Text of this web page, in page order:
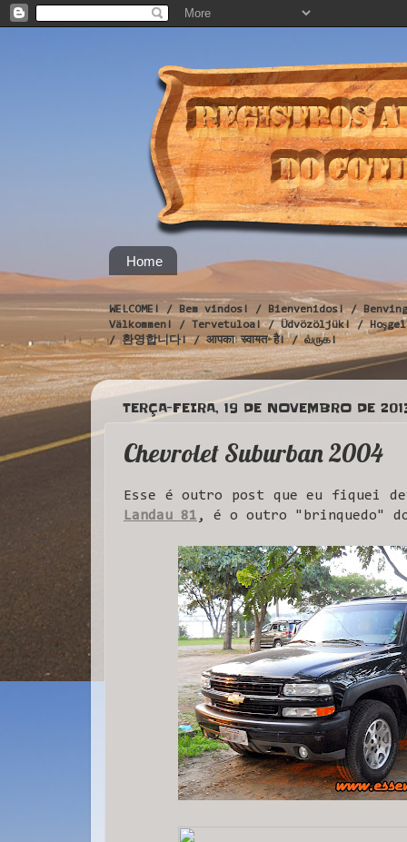
Home
WELCOME! / Bem vindos! / Bienvenidos! /
Välkommen! / Tervetuloa! / Üdvözöljük! /
/ 환영합니다! / आपका स्वागत है! / வருக!
TERÇA-FEIRA, 19 DE NOVEMBRO DE
Chevrolet Suburban 2004
Esse é outro post que eu fiquei
Landau 81 , é o outro "brinquedo"